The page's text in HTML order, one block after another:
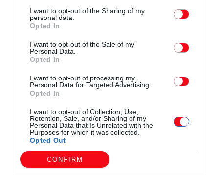
I want to opt-out of the Sharing of my
personal data.
Opted In
I want to opt-out of the Sale of my
Personal Data.
Opted In
I want to opt-out of processing my
Personal Data for Targeted Advertising.
Opted In
I want to opt-out of Collection, Use,
Retention, Sale, and/or Sharing of my
Personal Data that Is Unrelated with the
Purposes for which it was collected.
Opted Out
CONFIRM